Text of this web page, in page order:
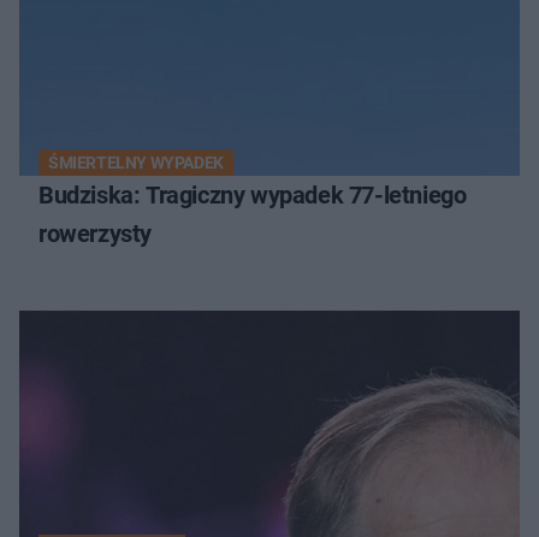
ŚMIERTELNY WYPADEK
Budziska: Tragiczny wypadek 77-letniego
rowerzysty